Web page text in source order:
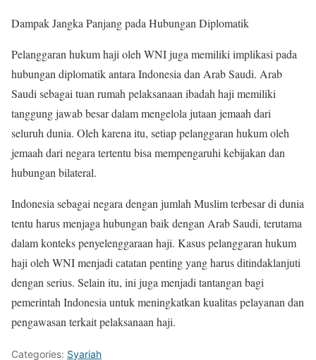
Dampak Jangka Panjang pada Hubungan Diplomatik
Pelanggaran hukum haji oleh WNI juga memiliki implikasi pada
hubungan diplomatik antara Indonesia dan Arab Saudi. Arab
Saudi sebagai tuan rumah pelaksanaan ibadah haji memiliki
tanggung jawab besar dalam mengelola jutaan jemaah dari
seluruh dunia. Oleh karena itu, setiap pelanggaran hukum oleh
jemaah dari negara tertentu bisa mempengaruhi kebijakan dan
hubungan bilateral.
Indonesia sebagai negara dengan jumlah Muslim terbesar di dunia
tentu harus menjaga hubungan baik dengan Arab Saudi, terutama
dalam konteks penyelenggaraan haji. Kasus pelanggaran hukum
haji oleh WNI menjadi catatan penting yang harus ditindaklanjuti
dengan serius. Selain itu, ini juga menjadi tantangan bagi
pemerintah Indonesia untuk meningkatkan kualitas pelayanan dan
pengawasan terkait pelaksanaan haji.
Categories: Syariah